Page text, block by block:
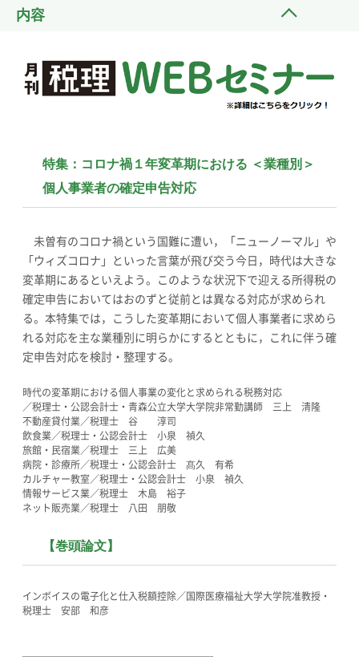
内容
特集：コロナ禍１年変革期における ＜業種別＞
個人事業者の確定申告対応
未曽有のコロナ禍という国難に遭い，「ニューノーマル」や
「ウィズコロナ」といった言葉が飛び交う今日，時代は大きな
変革期にあるといえよう。このような状況下で迎える所得税の
確定申告においてはおのずと従前とは異なる対応が求められ
る。本特集では，こうした変革期において個人事業者に求めら
れる対応を主な業種別に明らかにするとともに，これに伴う確
定申告対応を検討・整理する。
時代の変革期における個人事業の変化と求められる税務対応
／税理士・公認会計士・青森公立大学大学院非常勤講師 三上 清隆
不動産貸付業／税理士 谷 淳司
飲食業／税理士・公認会計士 小泉 禎久
旅館・民宿業／税理士 三上 広美
病院・診療所／税理士・公認会計士 髙久 有希
カルチャー教室／税理士・公認会計士 小泉 禎久
情報サービス業／税理士 木島 裕子
ネット販売業／税理士 八田 朋敬
【巻頭論文】
インボイスの電子化と仕入税額控除／国際医療福祉大学大学院准教授・
税理士 安部 和彦